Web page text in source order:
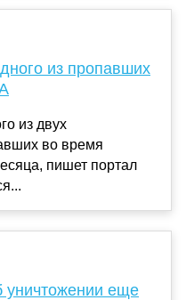
из пропавших
из двух
во время
пишет портал
еще